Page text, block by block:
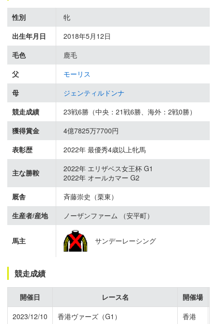
性別
牝
出生年月日
2018年5月12日
毛色
鹿毛
父
モーリス
母
ジェンティルドンナ
競走成績
23戦6勝（中央：21戦6勝、海外：2戦0勝）
獲得賞金
4億7825万7700円
表彰歴
2022年 最優秀4歳以上牝馬
主な勝鞍
2022年 エリザベス女王杯 G1
2022年 オールカマー G2
厩舎
斉藤崇史（栗東）
生産者/産地
ノーザンファーム （安平町）
馬主 サンデーレーシング
競走成績
開催日 レース名
開催場
2023/12/10
香港ヴァーズ（G1） 香港